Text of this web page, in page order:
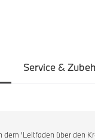
Service &
'Leitfaden über den